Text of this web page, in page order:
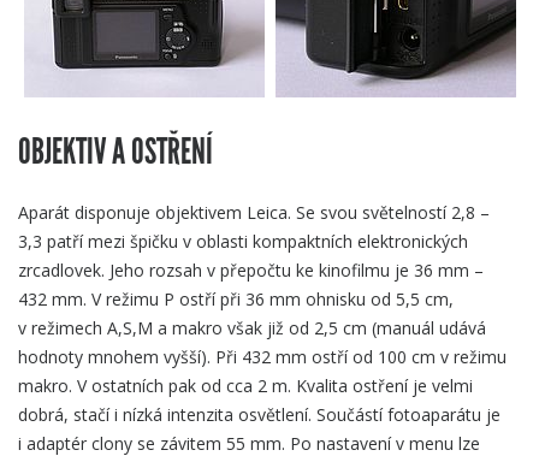
OBJEKTIV A OSTŘENÍ
Aparát disponuje objektivem Leica. Se svou světelností 2,8 –
3,3 patří mezi špičku v oblasti kompaktních elektronických
zrcadlovek. Jeho rozsah v přepočtu ke kinofilmu je 36 mm –
432 mm. V režimu P ostří při 36 mm ohnisku od 5,5 cm,
v režimech A,S,M a makro však již od 2,5 cm (manuál udává
hodnoty mnohem vyšší). Při 432 mm ostří od 100 cm v režimu
makro. V ostatních pak od cca 2 m. Kvalita ostření je velmi
dobrá, stačí i nízká intenzita osvětlení. Součástí fotoaparátu je
i adaptér clony se závitem 55 mm. Po nastavení v menu lze